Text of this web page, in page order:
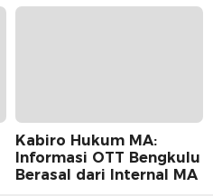
Kabiro Hukum MA:
Informasi OTT Bengkulu
Berasal dari Internal MA